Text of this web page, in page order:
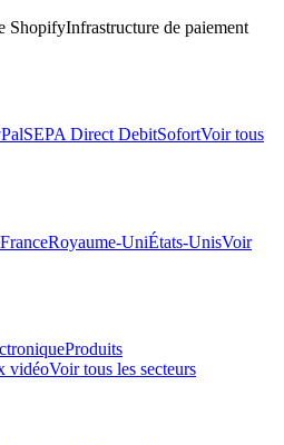
ShopifyInfrastructure de paiement
SEPA Direct DebitSofortVoir tous
FranceRoyaume-UniÉtats-UnisVoir
Produits
vidéoVoir tous les secteurs